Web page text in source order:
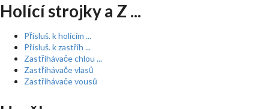
Holící strojky a Z ...
Přísluš. k holícím ...
Přísluš. k zastřih ...
Zastřihávače chlou ...
Zastřihávače vlasů
Zastřihávače vousů